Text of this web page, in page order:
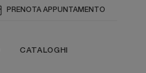
PRENOTA APPUNTAMENTO
CATALOGHI